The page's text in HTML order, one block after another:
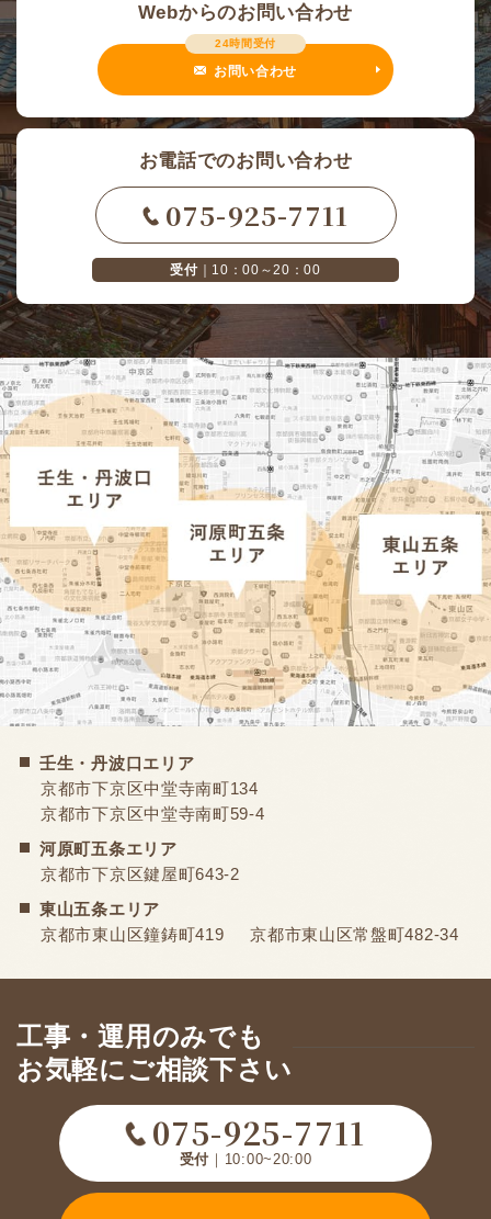
Webからのお問い合わせ
24時間受付
お問い合わせ
お電話でのお問い合わせ
075-925-7711
受付｜10：00～20：00
壬生・丹波口エリア
京都市下京区中堂寺南町134
京都市下京区中堂寺南町59-4
河原町五条エリア
京都市下京区鍵屋町643-2
東山五条エリア
京都市東山区鐘鋳町419
京都市東山区常盤町482-34
工事・運用のみでも
お気軽にご相談下さい
075-925-7711
受付 ｜10:00~20:00